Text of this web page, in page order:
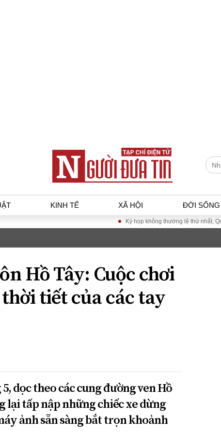
KINH TẾ XÃ HỘI ĐỜI SỐNG
luật gia
tra
công dân
Tài chính - Ngân
hàng
Kinh tế vĩ mô
Kỳ họp không thường lệ thứ nhất, Quốc hội
Hồ Tây: Cuộc chơi
tiết của các tay
dọc theo các cung đường ven Hồ
lại tấp nập những chiếc xe dừng
ảnh sẵn sàng bắt trọn khoảnh